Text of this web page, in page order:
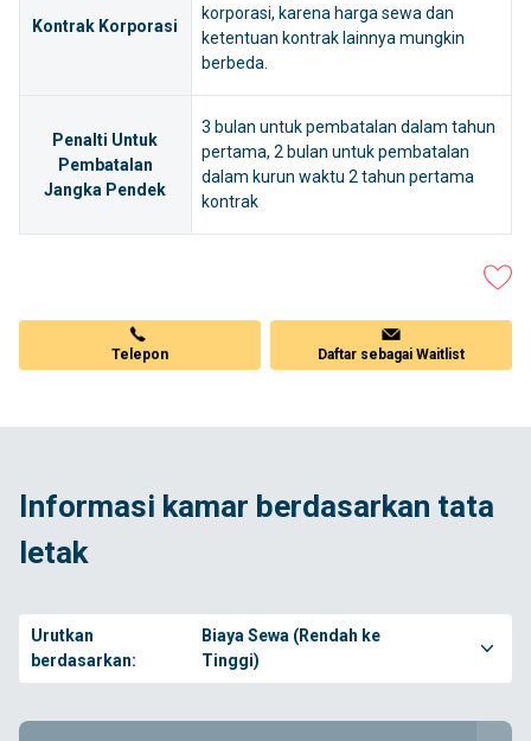
Kontrak Korporasi
korporasi, karena harga sewa dan
ketentuan kontrak lainnya mungkin
berbeda.
Penalti Untuk
Pembatalan
Jangka Pendek
3 bulan untuk pembatalan dalam tahun
pertama, 2 bulan untuk pembatalan
dalam kurun waktu 2 tahun pertama
kontrak
Telepon Daftar sebagai Waitlist
Informasi kamar berdasarkan tata
letak
Urutkan
berdasarkan:
Biaya Sewa (Rendah ke
Tinggi)